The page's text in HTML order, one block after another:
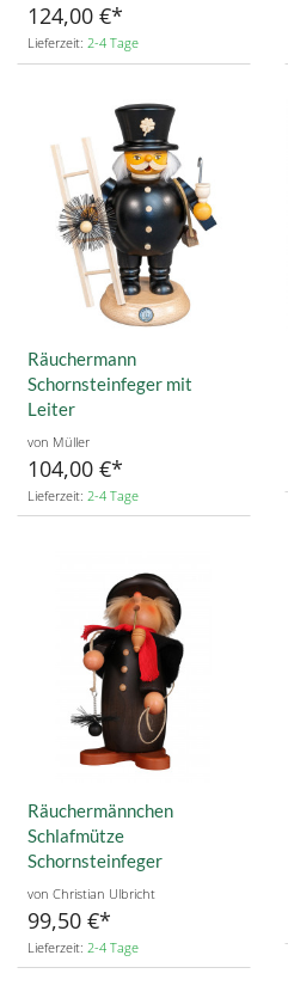
124,00 €
Lieferzeit: 2-4 Tage
Räuchermann
Schornsteinfeger mit
Leiter
von Müller
104,00 €
Lieferzeit: 2-4 Tage
Räuchermännchen
Schlafmütze
Schornsteinfeger
von Christian Ulbricht
99,50 €
Lieferzeit: 2-4 Tage